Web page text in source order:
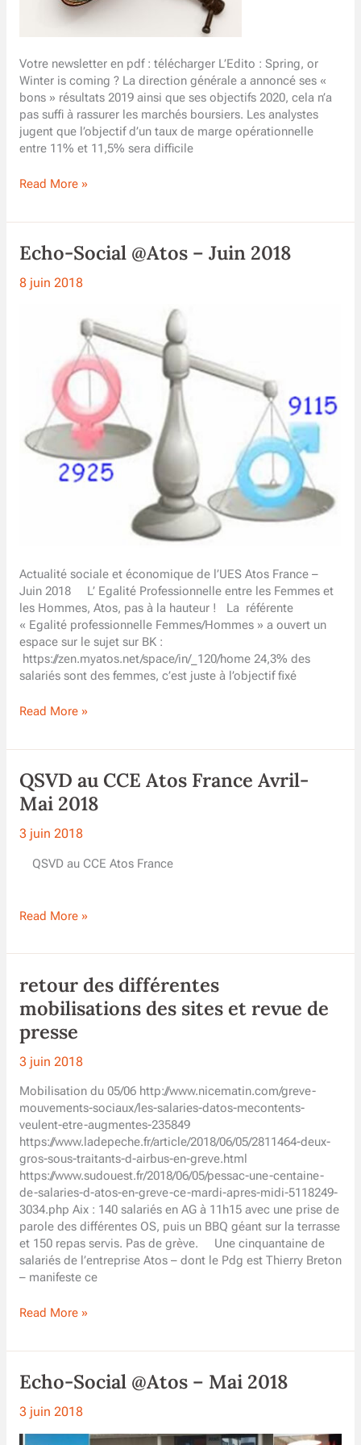
Votre newsletter en pdf : télécharger L’Edito : Spring, or
Winter is coming ? La direction générale a annoncé ses «
bons » résultats 2019 ainsi que ses objectifs 2020, cela n’a
pas suffi à rassurer les marchés boursiers. Les analystes
jugent que l’objectif d’un taux de marge opérationnelle
entre 11% et 11,5% sera difficile
Actualité
UES
France
Read More »
Echo-Social @Atos – Juin 2018
8 juin 2018
Actualité sociale et économique de l’UES Atos France –
Juin 2018 L’ Egalité Professionnelle entre les Femmes et
les Hommes, Atos, pas à la hauteur ! La référente
« Egalité professionnelle Femmes/Hommes » a ouvert un
espace sur le sujet sur BK :
https://zen.myatos.net/space/in/_120/home 24,3% des
salariés sont des femmes, c’est juste à l’objectif fixé
Echo-
Juin
2018
Read More »
QSVD au CCE Atos France Avril-
Mai 2018
3 juin 2018
QSVD au CCE Atos France
QSVD
France
Mai
2018
Read More »
retour des différentes
mobilisations des sites et revue de
presse
3 juin 2018
Mobilisation du 05/06 http://www.nicematin.com/greve-
mouvements-sociaux/les-salaries-datos-mecontents-
veulent-etre-augmentes-235849
https://www.ladepeche.fr/article/2018/06/05/2811464-deux-
gros-sous-traitants-d-airbus-en-greve.html
https://www.sudouest.fr/2018/06/05/pessac-une-centaine-
de-salaries-d-atos-en-greve-ce-mardi-apres-midi-5118249-
3034.php Aix : 140 salariés en AG à 11h15 avec une prise de
parole des différentes OS, puis un BBQ géant sur la terrasse
et 150 repas servis. Pas de grève. Une cinquantaine de
salariés de l’entreprise Atos – dont le Pdg est Thierry Breton
– manifeste ce
retour
des
et
revue
Read More »
Echo-Social @Atos – Mai 2018
3 juin 2018